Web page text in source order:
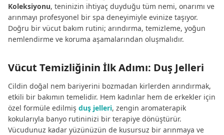
Koleksiyonu, teninizin ihtiyaç duyduğu tüm nemi, onarımı ve
arınmayı profesyonel bir spa deneyimiyle evinize taşıyor.
Doğru bir vücut bakım rutini; arındırma, temizleme, yoğun
nemlendirme ve koruma aşamalarından oluşmalıdır.
Vücut Temizliğinin İlk Adımı: Duş Jelleri
Cildin doğal nem bariyerini bozmadan kirlerden arındırmak,
etkili bir bakımın temelidir. Hem kadınlar hem de erkekler için
özel formüle edilmiş duş jelleri, zengin aromaterapik
kokularıyla banyo rutininizi bir terapiye dönüştürür.
Vücudunuz kadar yüzünüzün de kusursuz bir arınmaya ve